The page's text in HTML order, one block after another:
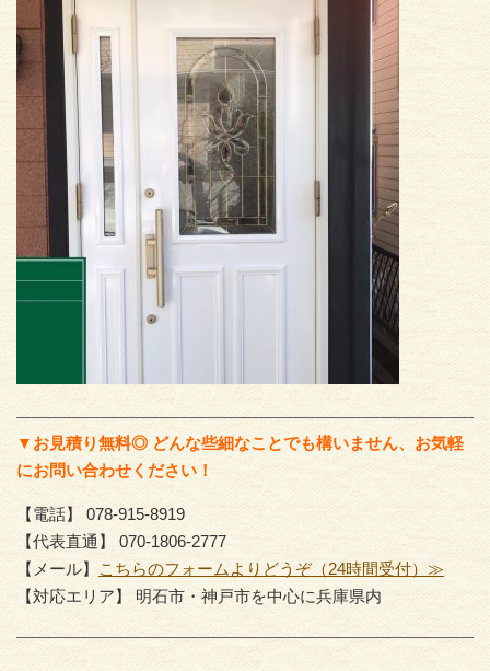
▼お見積り無料◎ どんな些細なことでも構いません、お気軽
にお問い合わせください！
【電話】 078-915-8919
【代表直通】 070-1806-2777
【メール】
こちらのフォームよりどうぞ（24時間受付）≫
【対応エリア】 明石市・神戸市を中心に兵庫県内